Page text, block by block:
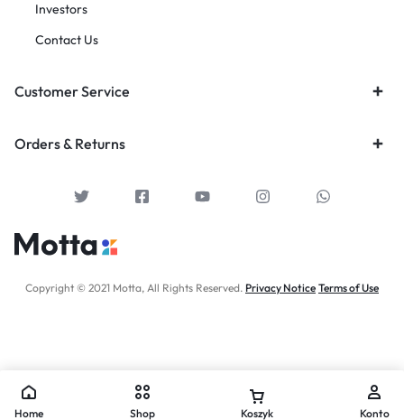
Investors
Contact Us
Customer Service
Orders & Returns
Copyright © 2021 Motta, All Rights Reserved. Privacy Notice Terms of Use
Home Shop Koszyk Konto